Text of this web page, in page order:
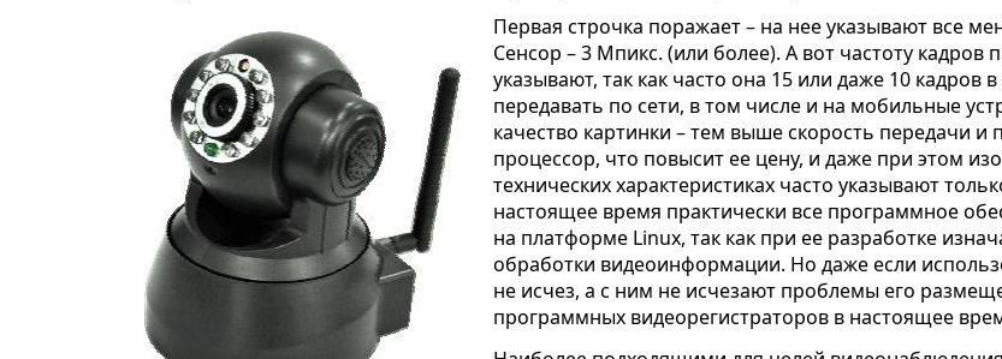
Первая строчка поражает – на нее указывают все
Сенсор – 3 Мпикс. (или более). А вот частоту
указывают, так как часто она 15 или даже 10 кадров
передавать по сети, в том числе и на мобильные
качество картинки – тем выше скорость передачи
процессор, что повысит ее цену, и даже при этом
технических характеристиках часто указывают
настоящее время практически все программное
на платформе Linux, так как при ее разработке
обработки видеоинформации. Но даже если
не исчез, а с ним не исчезают проблемы его
программных видеорегистраторов в настоящее